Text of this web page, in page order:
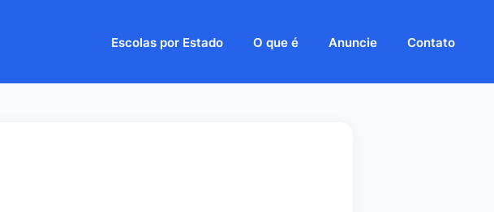
Escolas por Estado O que é Anuncie Contato